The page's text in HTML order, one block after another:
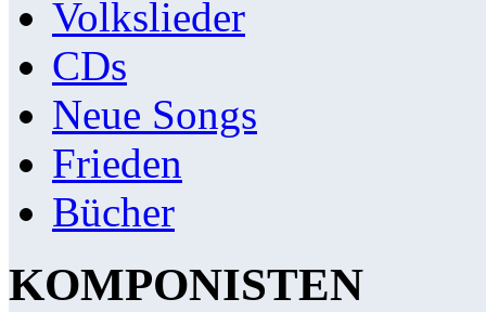
Volkslieder
CDs
Neue Songs
Frieden
Bücher
KOMPONISTEN